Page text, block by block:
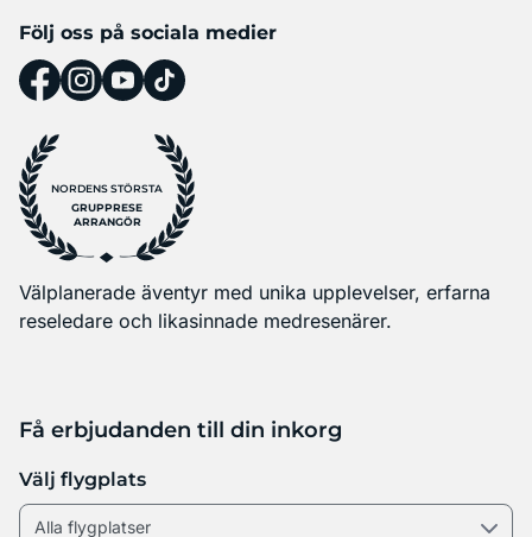
Följ oss på sociala medier
NORDENS STÖRSTA
GRUPPRESE
ARRANGÖR
Välplanerade äventyr med unika upplevelser, erfarna
reseledare och likasinnade medresenärer.
Få erbjudanden till din inkorg
Välj flygplats